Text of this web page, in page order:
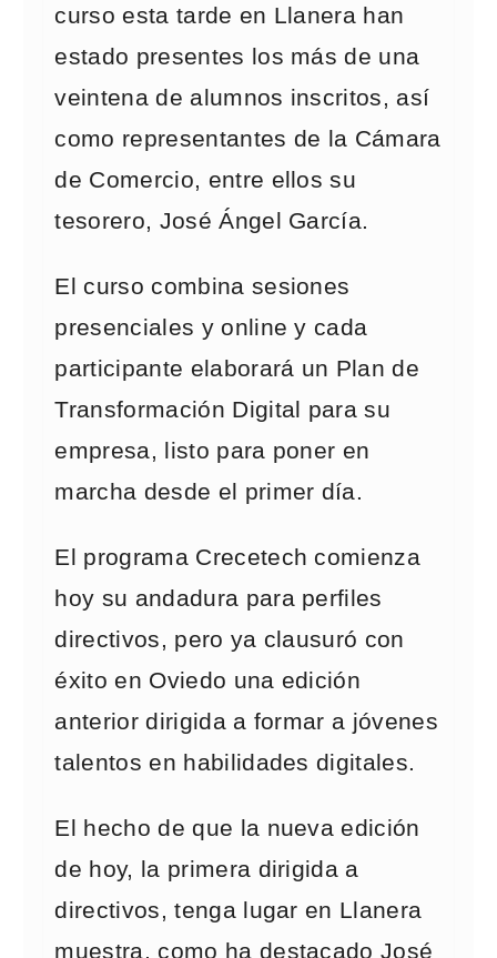
curso esta tarde en Llanera han
estado presentes los más de una
veintena de alumnos inscritos, así
como representantes de la Cámara
de Comercio, entre ellos su
tesorero, José Ángel García.
El curso combina sesiones
presenciales y online y cada
participante elaborará un Plan de
Transformación Digital para su
empresa, listo para poner en
marcha desde el primer día.
El programa Crecetech comienza
hoy su andadura para perfiles
directivos, pero ya clausuró con
éxito en Oviedo una edición
anterior dirigida a formar a jóvenes
talentos en habilidades digitales.
El hecho de que la nueva edición
de hoy, la primera dirigida a
directivos, tenga lugar en Llanera
muestra, como ha destacado José